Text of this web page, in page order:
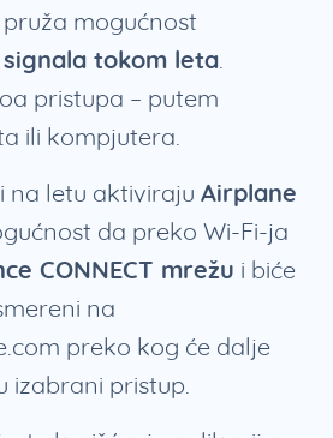
mogućnost
tokom leta.
pristupa – putem
ili kompjutera.
na letu aktiviraju Airplane
da preko Wi-Fi-ja
CONNECT mrežu i biće
na
preko kog će dalje
izabrani pristup.